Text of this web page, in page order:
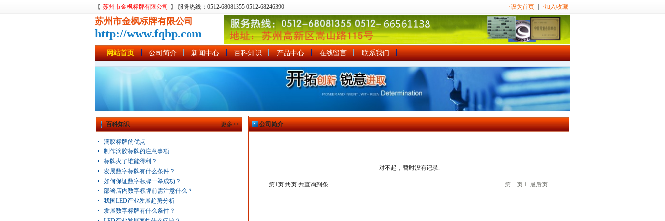
【 苏州市金枫标牌有限公司 】 服务热线：0512-68081355 0512-68246390 ·设为首页 ·加入收藏
苏州市金枫标牌有限公司
http://www.fqbp.com
网站首页 公司简介 新闻中心 百科知识 产品中心 在线留言 联系我们
百科知识 更多>>
滴胶标牌的优点
制作滴胶标牌的注意事项
标牌火了谁能得利？
发展数字标牌有什么条件？
如何保证数字标牌一举成功？
部署店内数字标牌前需注意什么？
我国LED产业发展趋势分析
发展数字标牌有什么条件？
公司简介
对不起，暂时没有记录.
第1页 共页 共查询到条 第一页 1 最后页